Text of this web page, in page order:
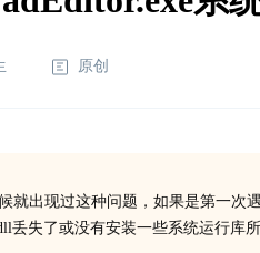
原创
就出现过这种问题，如果是第一次
失了或没有安装一些系统运行库所